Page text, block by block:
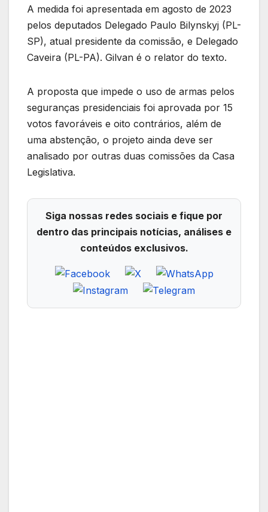
A medida foi apresentada em agosto de 2023
pelos deputados Delegado Paulo Bilynskyj (PL-
SP), atual presidente da comissão, e Delegado
Caveira (PL-PA). Gilvan é o relator do texto.
A proposta que impede o uso de armas pelos
seguranças presidenciais foi aprovada por 15
votos favoráveis e oito contrários, além de
uma abstenção, o projeto ainda deve ser
analisado por outras duas comissões da Casa
Legislativa.
Siga nossas redes sociais e fique por
dentro das principais notícias, análises e
conteúdos exclusivos.